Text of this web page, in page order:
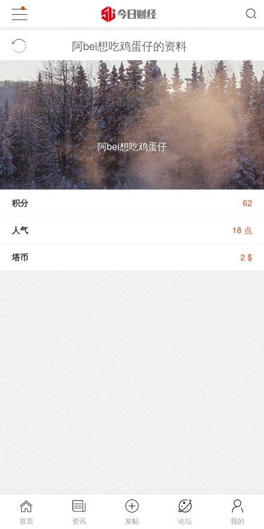
阿bei想吃鸡蛋仔的资料
点击重新加
载
阿bei想吃鸡蛋仔
62
积分
18 点
人气
2 $
塔币
首页 资讯 发帖 论坛 我的